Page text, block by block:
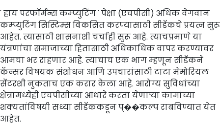
' हाय परफॉर्मन्स कम्प्युटिंग ' पेक्षा (एचपीसी) अधिक वेगवान
कम्प्युटिंग सिस्टिम्स विकसित करण्यासाठी सीडॅकचे प्रयत्न सुरू
आहेत. त्यासाठी शासनाशी चर्चाही सुरू आहे. त्याचप्रमाणे या
यंत्रणांचा समाजाच्या हितासाठी अधिकाधिक वापर करण्यावर
आमचा भर राहणार आहे. त्याचाच एक भाग म्हणून सीडॅकने
कॅन्सर विषयक संशोधन आणि उपचारांसाठी टाटा मेमोरियल
सेंटरशी नुकताच एक करार केला आहे. आरोग्य सुविधांच्या
क्षेत्रामध्येही एचपीसीच्या आधारे करता येणाऱ्या कामांच्या
शक्यतांविषयी सध्या सीडॅककडून प्��कल्प राबविण्यात येत
आहेत.